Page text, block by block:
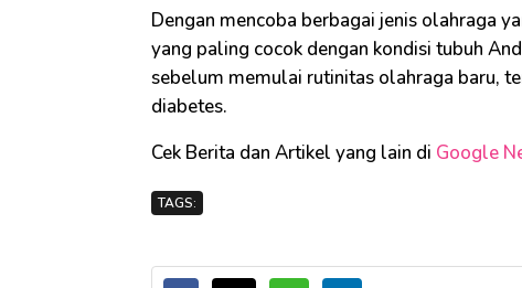
Dengan mencoba berbagai jenis olahraga
yang paling cocok dengan kondisi tubuh
sebelum memulai rutinitas olahraga baru,
diabetes.
Cek Berita dan Artikel yang lain di Google
TAGS: